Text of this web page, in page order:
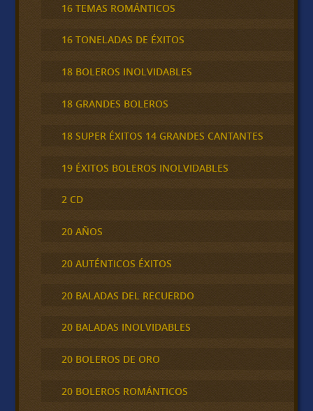
16 TEMAS ROMÁNTICOS
16 TONELADAS DE ÉXITOS
18 BOLEROS INOLVIDABLES
18 GRANDES BOLEROS
18 SUPER ÉXITOS 14 GRANDES CANTANTES
19 ÉXITOS BOLEROS INOLVIDABLES
2 CD
20 AÑOS
20 AUTÉNTICOS ÉXITOS
20 BALADAS DEL RECUERDO
20 BALADAS INOLVIDABLES
20 BOLEROS DE ORO
20 BOLEROS ROMÁNTICOS